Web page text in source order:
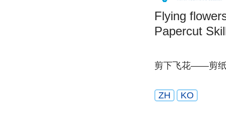
Flying
Papercut
剪下飞花——剪
ZH KO